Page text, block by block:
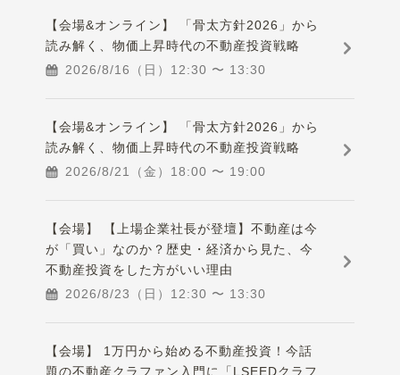
【会場&オンライン】 「骨太方針2026」から
読み解く、物価上昇時代の不動産投資戦略
2026/8/16（日） 12:30 〜 13:30
【会場&オンライン】 「骨太方針2026」から
読み解く、物価上昇時代の不動産投資戦略
2026/8/21（金） 18:00 〜 19:00
【会場】 【上場企業社長が登壇】不動産は今
が「買い」なのか？歴史・経済から見た、今
不動産投資をした方がいい理由
2026/8/23（日） 12:30 〜 13:30
【会場】 1万円から始める不動産投資！今話
題の不動産クラファン入門に「LSEEDクラフ